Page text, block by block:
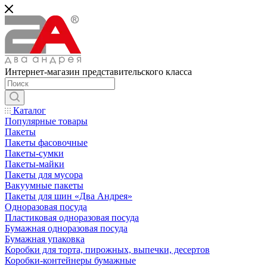
Интернет-магазин представительского класса
Каталог
Популярные товары
Пакеты
Пакеты фасовочные
Пакеты-сумки
Пакеты-майки
Пакеты для мусора
Вакуумные пакеты
Пакеты для шин «Два Андрея»
Одноразовая посуда
Пластиковая одноразовая посуда
Бумажная одноразовая посуда
Бумажная упаковка
Коробки для торта, пирожных, выпечки, десертов
Коробки-контейнеры бумажные